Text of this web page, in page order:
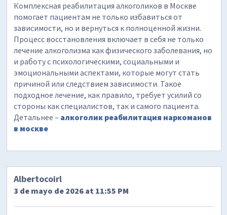
Комплексная реабилитация алкоголиков в Москве
помогает пациентам не только избавиться от
зависимости, но и вернуться к полноценной жизни.
Процесс восстановления включает в себя не только
лечение алкоголизма как физического заболевания, но
и работу с психологическими, социальными и
эмоциональными аспектами, которые могут стать
причиной или следствием зависимости. Такое
подходное лечение, как правило, требует усилий со
стороны как специалистов, так и самого пациента.
Детальнее – алкоголик реабилитация наркоманов
в москве
Albertocoirl
3 de mayo de 2026 at 11:55 PM